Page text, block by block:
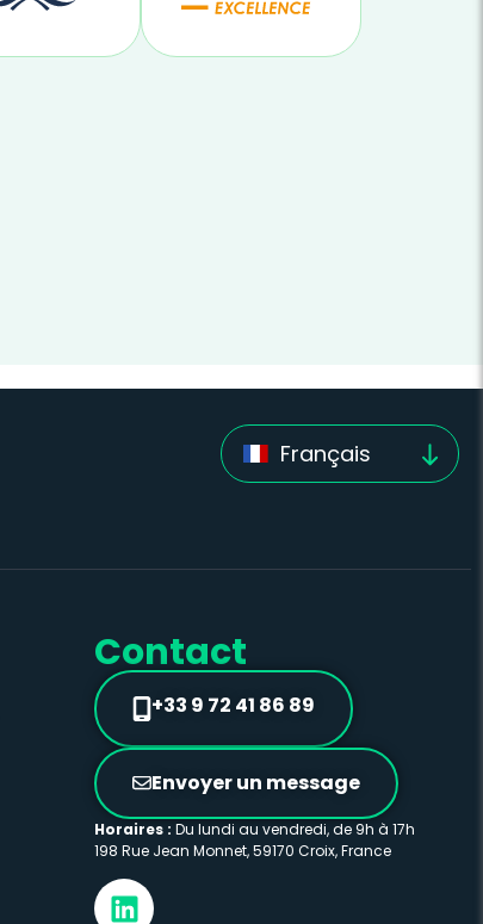
Français
Contact
+33 9 72 41 86 89
Envoyer un message
Horaires : Du lundi au vendredi, de 9h à 17h
198 Rue Jean Monnet, 59170 Croix, France